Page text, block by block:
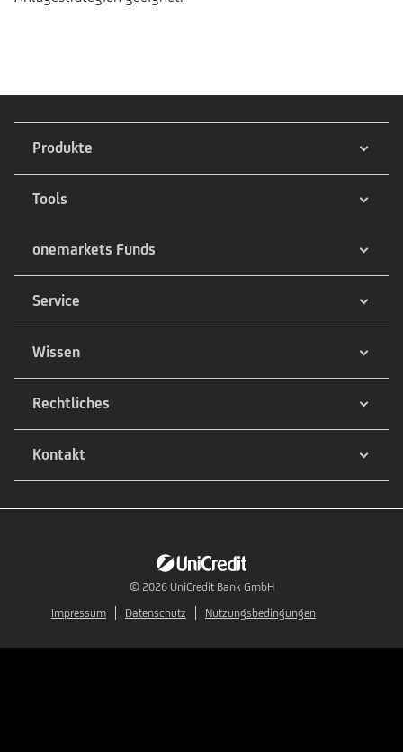
Produkte
Tools
onemarkets Funds
Service
Wissen
Rechtliches
Kontakt
© 2026 UniCredit Bank GmbH
Impressum
Datenschutz Nutzungsbedingungen